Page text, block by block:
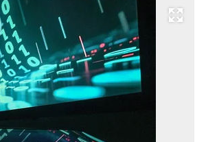
Развернуть на весь экран